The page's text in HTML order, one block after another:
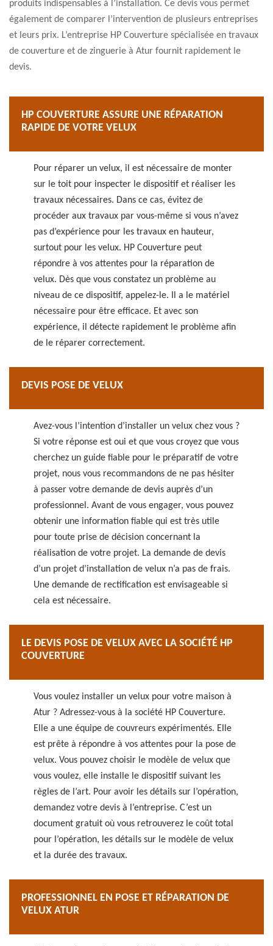
produits indispensables à l’installation. Ce devis vous permet
également de comparer l’intervention de plusieurs entreprises
et leurs prix. L’entreprise HP Couverture spécialisée en travaux
de couverture et de zinguerie à Atur fournit rapidement le
devis.
HP COUVERTURE ASSURE UNE RÉPARATION
RAPIDE DE VOTRE VELUX
Pour réparer un velux, il est nécessaire de monter
sur le toit pour inspecter le dispositif et réaliser les
travaux nécessaires. Dans ce cas, évitez de
procéder aux travaux par vous-même si vous n’avez
pas d’expérience pour les travaux en hauteur,
surtout pour les velux. HP Couverture peut
répondre à vos attentes pour la réparation de
velux. Dès que vous constatez un problème au
niveau de ce dispositif, appelez-le. Il a le matériel
nécessaire pour être efficace. Et avec son
expérience, il détecte rapidement le problème afin
de le réparer correctement.
DEVIS POSE DE VELUX
Avez-vous l’intention d’installer un velux chez vous ?
Si votre réponse est oui et que vous croyez que vous
cherchez un guide fiable pour le préparatif de votre
projet, nous vous recommandons de ne pas hésiter
à passer votre demande de devis auprès d’un
professionnel. Avant de vous engager, vous pouvez
obtenir une information fiable qui est très utile
pour toute prise de décision concernant la
réalisation de votre projet. La demande de devis
d’un projet d’installation de velux n’a pas de frais.
Une demande de rectification est envisageable si
cela est nécessaire.
LE DEVIS POSE DE VELUX AVEC LA SOCIÉTÉ HP
COUVERTURE
Vous voulez installer un velux pour votre maison à
Atur ? Adressez-vous à la société HP Couverture.
Elle a une équipe de couvreurs expérimentés. Elle
est prête à répondre à vos attentes pour la pose de
velux. Vous pouvez choisir le modèle de velux que
vous voulez, elle installe le dispositif suivant les
règles de l’art. Pour avoir les détails sur l’opération,
demandez votre devis à l’entreprise. C’est un
document gratuit où vous retrouverez le coût total
pour l’opération, les détails sur le modèle de velux
et la durée des travaux.
PROFESSIONNEL EN POSE ET RÉPARATION DE
VELUX ATUR